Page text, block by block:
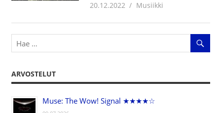
20.12.2022 Juha Kaunisto
Musiikki
ARVOSTELUT
Muse: The Wow! Signal ★★★★☆